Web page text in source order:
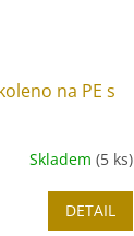
na PE s
Skladem(5 ks)
DETAIL